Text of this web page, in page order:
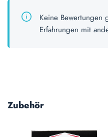
Keine Bewertungen
Erfahrungen mit
Produktgalerie überspringen
Zubehör